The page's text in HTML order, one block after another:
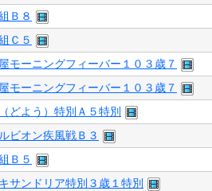
Ｂ８
Ｃ５
モーニングフィーバー１０３歳７
モーニングフィーバー１０３歳７
どよう）特別Ａ５特別
ビオン疾風戦Ｂ３
Ｂ５
サンドリア特別３歳１特別